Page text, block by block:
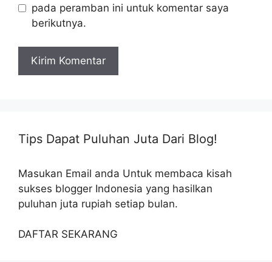
pada peramban ini untuk komentar saya
berikutnya.
Tips Dapat Puluhan Juta Dari Blog!
Masukan Email anda Untuk membaca kisah
sukses blogger Indonesia yang hasilkan
puluhan juta rupiah setiap bulan.
DAFTAR SEKARANG